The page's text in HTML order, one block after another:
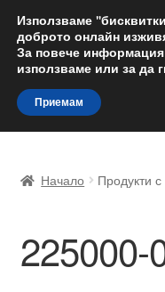
Skip
to
navigation
Skip
to
content
Доставка по целия
Жалби
Начало Продукти
225000-
Използваме
доброто онлайн
За повече
използваме или за да
Приемам